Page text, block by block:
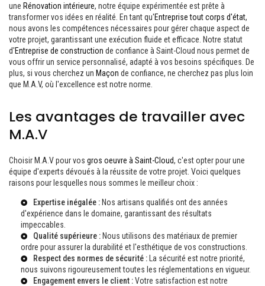
une Rénovation intérieure, notre équipe expérimentée est prête à
transformer vos idées en réalité. En tant qu'Entreprise tout corps d'état,
nous avons les compétences nécessaires pour gérer chaque aspect de
votre projet, garantissant une exécution fluide et efficace. Notre statut
d'Entreprise de construction de confiance à Saint-Cloud nous permet de
vous offrir un service personnalisé, adapté à vos besoins spécifiques. De
plus, si vous cherchez un Maçon de confiance, ne cherchez pas plus loin
que M.A.V, où l'excellence est notre norme.
Les avantages de travailler avec
M.A.V
Choisir M.A.V pour vos gros oeuvre à Saint-Cloud, c'est opter pour une
équipe d'experts dévoués à la réussite de votre projet. Voici quelques
raisons pour lesquelles nous sommes le meilleur choix :
Expertise inégalée : Nos artisans qualifiés ont des années
d'expérience dans le domaine, garantissant des résultats
impeccables.
Qualité supérieure : Nous utilisons des matériaux de premier
ordre pour assurer la durabilité et l'esthétique de vos constructions.
Respect des normes de sécurité : La sécurité est notre priorité,
nous suivons rigoureusement toutes les réglementations en vigueur.
Engagement envers le client :Votre satisfaction est notre